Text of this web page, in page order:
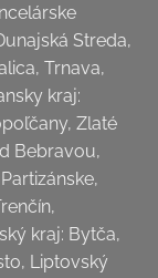
Streda,
Trnava,
kraj:
Zlaté
Bebravou,
kraj: Bytča,
Liptovský